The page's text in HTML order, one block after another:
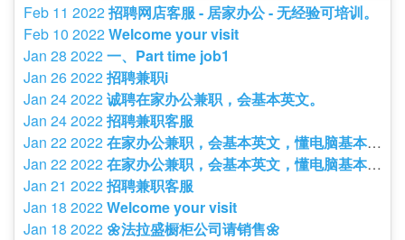
Feb 11 2022招聘网店客服 - 居家办公 - 无经验可培训。
Feb 10 2022Welcome your visit
Jan 28 2022一、Part time job1
Jan 26 2022招聘兼职i
Jan 24 2022诚聘在家办公兼职，会基本英文。
Jan 24 2022招聘兼职客服
Jan 22 2022在家办公兼职，会基本英文，懂电脑基本操作。有意者请发短信至8
Jan 22 2022在家办公兼职，会基本英文，懂电脑基本操作。有意者请发短信，或
Jan 21 2022招聘兼职客服
Jan 18 2022Welcome your visit
Jan 18 2022 🌼法拉盛橱柜公司请销售🌼